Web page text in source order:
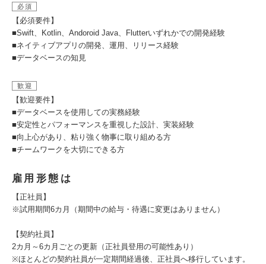
必須
【必須要件】
■Swift、Kotlin、Andoroid Java、Flutterいずれかでの開発経験
■ネイティブアプリの開発、運用、リリース経験
■データベースの知見
歓迎
【歓迎要件】
■データベースを使用しての実務経験
■安定性とパフォーマンスを重視した設計、実装経験
■向上心があり、粘り強く物事に取り組める方
■チームワークを大切にできる方
雇用形態は
【正社員】
※試用期間6カ月（期間中の給与・待遇に変更はありません）
【契約社員】
2カ月～6カ月ごとの更新（正社員登用の可能性あり）
※ほとんどの契約社員が一定期間経過後、正社員へ移行しています。